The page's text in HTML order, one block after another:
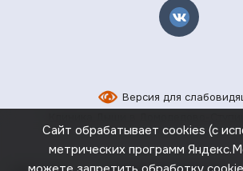
Версия для
Сайт обрабатывает cookies (с
метрических программ